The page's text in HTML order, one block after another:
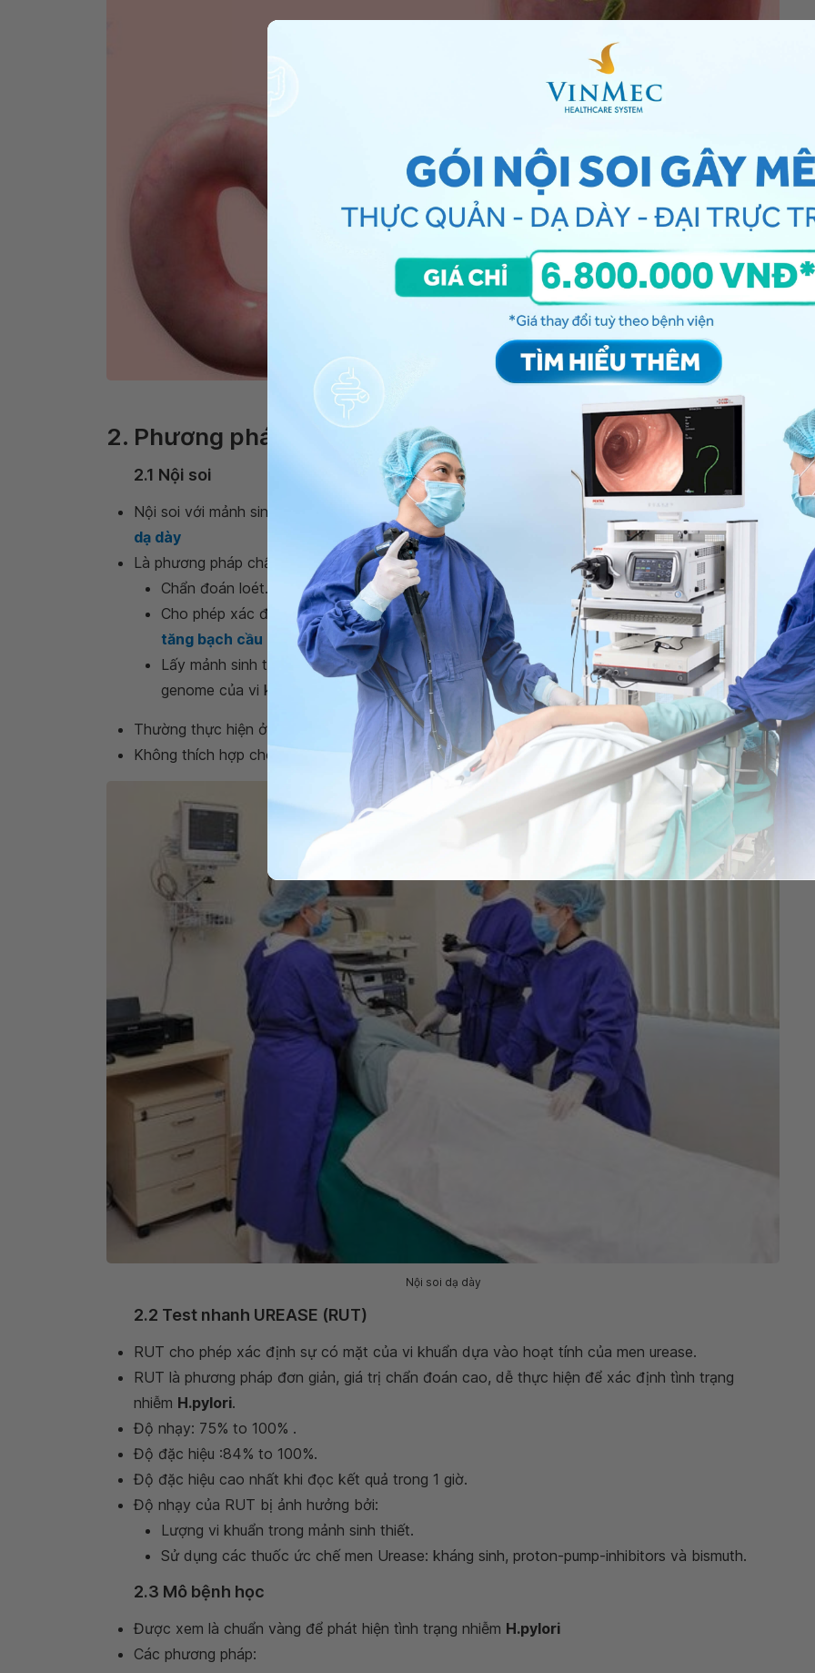
H.Pylori sống ở lớp nhạy niêm mạc dạ dày
2. Phương pháp chẩn đoán xâm nhập
2.1 Nội soi
Nội soi với mảnh sinh thiết dạ dày cho phép xác định vi khuẩn và tình trạng tổn thương
dạ dày
Là phương pháp chẩn đoán tin cậy vì:
Chẩn đoán loét.
Cho phép xác định nguyên nhân của các bệnh: GERD, viêm thực quản,
tăng bạch cầu ái toan.
Lấy mảnh sinh thiết làm kháng sinh đồ và các phương pháp sinh học phân tử xác định
genome của vi khuẩn.
Thường thực hiện ở trẻ em có triệu chứng tiêu hóa.
Không thích hợp cho các nghiên cứu dịch tễ.
Nội soi dạ dày
2.2 Test nhanh UREASE (RUT)
RUT cho phép xác định sự có mặt của vi khuẩn dựa vào hoạt tính của men urease.
RUT là phương pháp đơn giản, giá trị chẩn đoán cao, dễ thực hiện để xác định tình trạng
nhiễm H.pylori.
Độ nhạy: 75% to 100% .
Độ đặc hiệu :84% to 100%.
Độ đặc hiệu cao nhất khi đọc kết quả trong 1 giờ.
Độ nhạy của RUT bị ảnh hưởng bởi:
Lượng vi khuẩn trong mảnh sinh thiết.
Sử dụng các thuốc ức chế men Urease: kháng sinh, proton-pump-inhibitors và bismuth.
2.3 Mô bệnh học
Được xem là chuẩn vàng để phát hiện tình trạng nhiễm H.pylori
Các phương pháp: